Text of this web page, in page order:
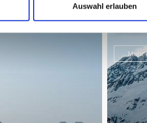
Auswahl erlauben
Mehr